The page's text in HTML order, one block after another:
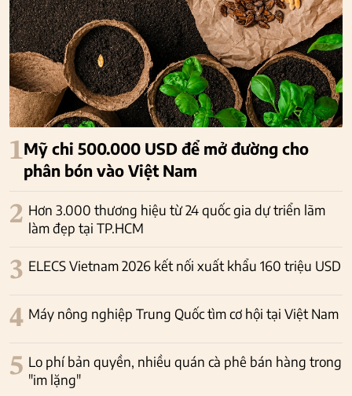
1Mỹ chi 500.000 USD để mở đường cho
phân bón vào Việt Nam
2 Hơn 3.000 thương hiệu từ 24 quốc gia dự triển lãm
làm đẹp tại TP.HCM
3 ELECS Vietnam 2026 kết nối xuất khẩu 160 triệu USD
4 Máy nông nghiệp Trung Quốc tìm cơ hội tại Việt Nam
5 Lo phí bản quyền, nhiều quán cà phê bán hàng trong
"im lặng"